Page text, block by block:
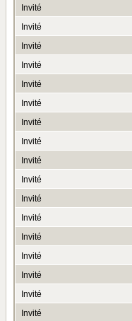
Invité
Invité
Invité
Invité
Invité
Invité
Invité
Invité
Invité
Invité
Invité
Invité
Invité
Invité
Invité
Invité
Invité